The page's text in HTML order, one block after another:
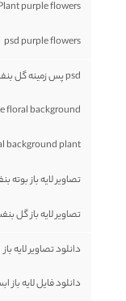
purple flowers
psd purple flowers
psd پس زمینه گل بنفش
floral background
background plant
تصاویر لایه باز بوته
تصاویر لایه باز گل
دانلود تصاویر لایه باز
دانلود فایل لایه